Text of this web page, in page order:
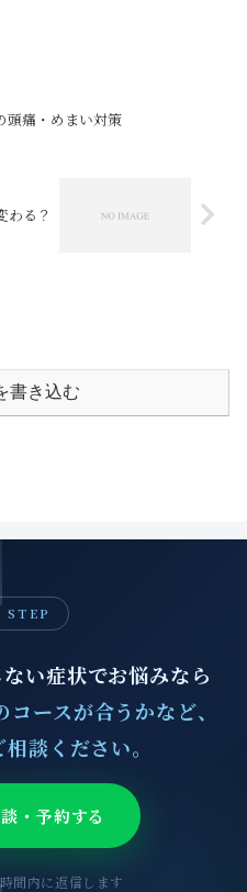
頭痛・めまい対策
わる？
書き込む
STEP
い症状でお悩みなら
ースが合うかなど、
談ください。
・予約する
間内に返信します